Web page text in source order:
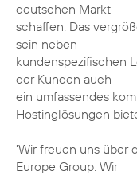
deutschen Markt
schaffen. Das
sein neben
kundenspezifischen
der Kunden auch
ein umfassendes
Hostinglösungen
'Wir freuen uns über
Europe Group. Wir